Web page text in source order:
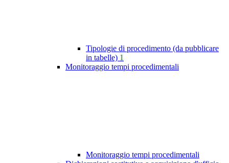
Tipologie di procedimento (da pubblicare
in tabelle) 1
Monitoraggio tempi procedimentali
Monitoraggio tempi procedimentali